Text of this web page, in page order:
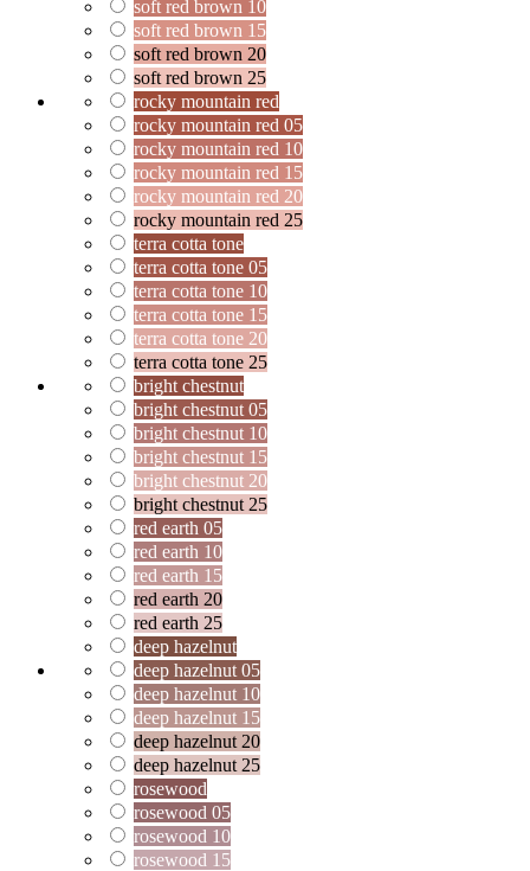
soft red brown 10
soft red brown 15
soft red brown 20
soft red brown 25
rocky mountain red
rocky mountain red 05
rocky mountain red 10
rocky mountain red 15
rocky mountain red 20
rocky mountain red 25
terra cotta tone
terra cotta tone 05
terra cotta tone 10
terra cotta tone 15
terra cotta tone 20
terra cotta tone 25
bright chestnut
bright chestnut 05
bright chestnut 10
bright chestnut 15
bright chestnut 20
bright chestnut 25
red earth 05
red earth 10
red earth 15
red earth 20
red earth 25
deep hazelnut
deep hazelnut 05
deep hazelnut 10
deep hazelnut 15
deep hazelnut 20
deep hazelnut 25
rosewood
rosewood 05
rosewood 10
rosewood 15